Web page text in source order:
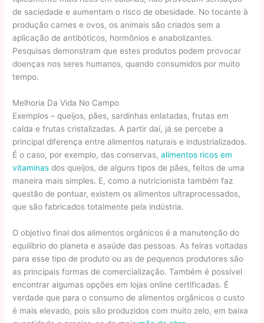
de saciedade e aumentam o risco de obesidade. No tocante à
produção carnes e ovos, os animais são criados sem a
aplicação de antibóticos, hormônios e anabolizantes.
Pesquisas demonstram que estes produtos podem provocar
doenças nos seres humanos, quando consumidos por muito
tempo.
Melhoria Da Vida No Campo
Exemplos – queijos, pães, sardinhas enlatadas, frutas em
calda e frutas cristalizadas. A partir daí, já se percebe a
principal diferença entre alimentos naturais e industrializados.
É o caso, por exemplo, das conservas,alimentos ricos em
vitaminas dos queijos, de alguns tipos de pães, feitos de uma
maneira mais simples. E, como a nutricionista também faz
questão de pontuar, existem os alimentos ultraprocessados,
que são fabricados totalmente pela indústria.
O objetivo final dos alimentos orgânicos é a manutenção do
equilíbrio do planeta e asaúde das pessoas. As feiras voltadas
para esse tipo de produto ou as de pequenos produtores são
as principais formas de comercialização. Também é possível
encontrar algumas opções em lojas online certificadas. É
verdade que para o consumo de alimentos orgânicos o custo
é mais elevado, pois são produzidos com muito zelo, em baixa